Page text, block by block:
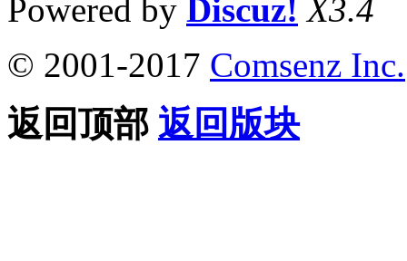
Powered by Discuz! X3.4
© 2001-2017 Comsenz Inc.
返回顶部 返回版块